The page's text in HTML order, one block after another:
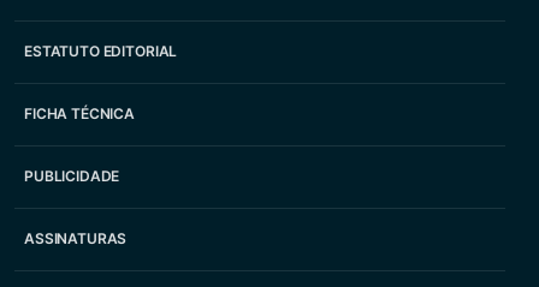
ESTATUTO EDITORIAL
FICHA TÉCNICA
PUBLICIDADE
ASSINATURAS